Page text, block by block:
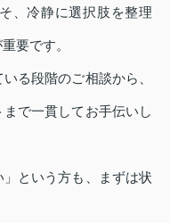
、冷静に選択肢を整理
要です。
る段階のご相談から、
で一貫してお手伝いし
」という方も、まずは状